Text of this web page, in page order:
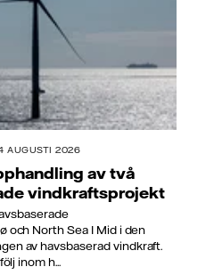
AUGUSTI 2026
av två
vindkraftsprojekt
och North Sea I Mid i den
av havsbaserad vindkraft.
inom h...